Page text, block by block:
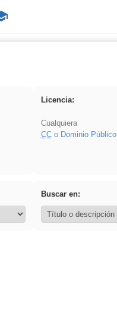
Licencia:
Cualquiera
CCo Dominio Público
Buscar en: